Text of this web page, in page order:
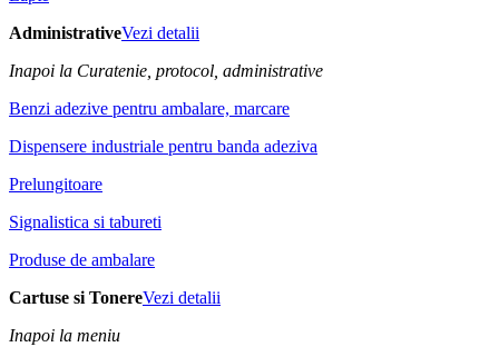
AdministrativeVezi detalii
Inapoi la Curatenie, protocol, administrative
Benzi adezive pentru ambalare, marcare
Dispensere industriale pentru banda adeziva
Prelungitoare
Signalistica si tabureti
Produse de ambalare
Cartuse si TonereVezi detalii
Inapoi la meniu